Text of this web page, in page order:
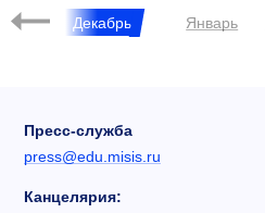
Декабрь
Январь
Пресс-служба
press@edu.misis.ru
Канцелярия: